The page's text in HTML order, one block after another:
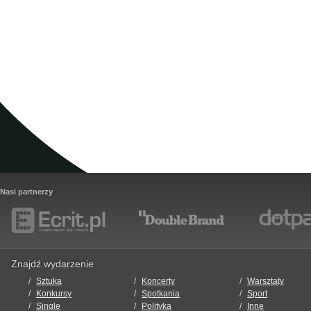
Nasi partnerzy
Znajdź wydarzenie
Sztuka Koncerty
Warsztaty
Konkursy
Spotkania
Sport
Single
Polityka Inne